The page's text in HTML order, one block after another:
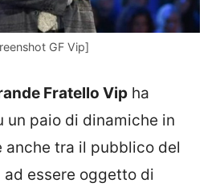
GF Vip]
Fratello Vip ha
un paio di dinamiche in
anche tra il pubblico del
essere oggetto di